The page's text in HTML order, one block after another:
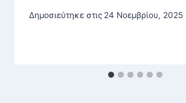
Δημοσιεύτηκε στις 24 Νοεμβρίου, 2025